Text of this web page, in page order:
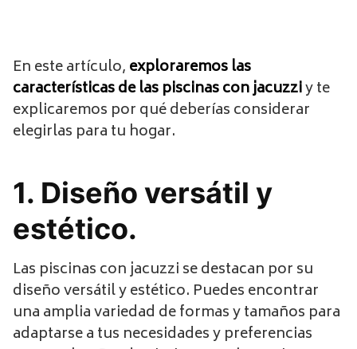
En este artículo,exploraremos las
características de las piscinas con jacuzziy te
explicaremos por qué deberías considerar
elegirlas para tu hogar.
1. Diseño versátil y
estético.
Las piscinas con jacuzzi se destacan por su
diseño versátil y estético. Puedes encontrar
una amplia variedad de formas y tamaños para
adaptarse a tus necesidades y preferencias